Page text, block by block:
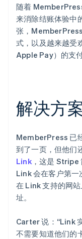
随着
来消除结账体验中
张，
式，以及越来越受
Apple Pay）的支付
解决方
MemberPress 已
到了一页，但他们
Link，这是 Stripe
Link 会在客户第一
在 Link 支持的网
址。
Carter 说：“Link
不需要知道他们的